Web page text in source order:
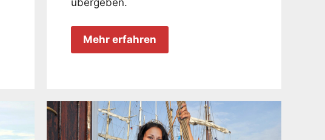
übergeben.
Mehr erfahren